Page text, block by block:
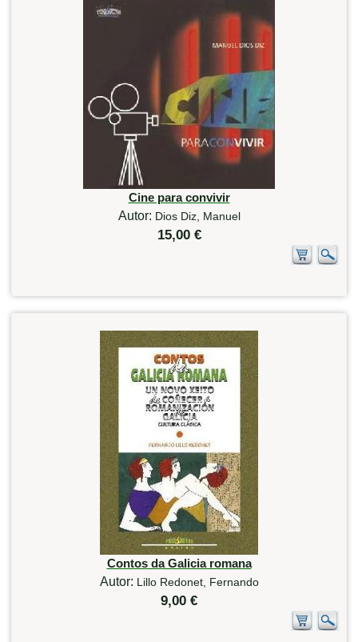
Cine para convivir
Autor: Dios Diz, Manuel
15,00 €
Contos da Galicia romana
Autor: Lillo Redonet, Fernando
9,00 €